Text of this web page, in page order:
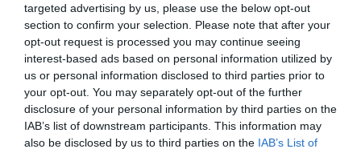
targeted advertising by us, please use the below opt-out
section to confirm your selection. Please note that after your
opt-out request is processed you may continue seeing
interest-based ads based on personal information utilized by
us or personal information disclosed to third parties prior to
your opt-out. You may separately opt-out of the further
disclosure of your personal information by third parties on the
IAB’s list of downstream participants. This information may
also be disclosed by us to third parties on the IAB’s List of